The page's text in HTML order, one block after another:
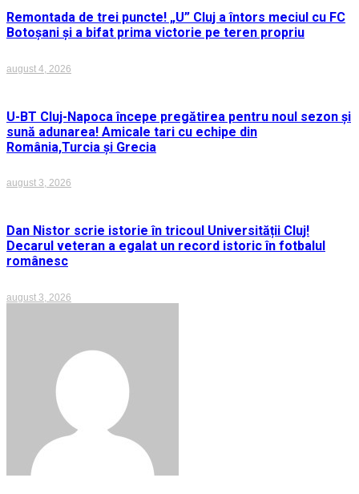
Remontada de trei puncte! „U” Cluj a întors meciul cu FC
Botoșani și a bifat prima victorie pe teren propriu
august 4, 2026
U-BT Cluj-Napoca începe pregătirea pentru noul sezon și
sună adunarea! Amicale tari cu echipe din
România,Turcia și Grecia
august 3, 2026
Dan Nistor scrie istorie în tricoul Universității Cluj!
Decarul veteran a egalat un record istoric în fotbalul
românesc
august 3, 2026